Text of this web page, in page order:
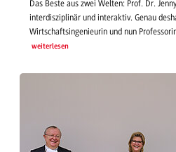
Das Beste aus zwei Welten: Prof. Dr.
interdisziplinär und interaktiv. Genau
Wirtschaftsingenieurin und nun
weiterlesen